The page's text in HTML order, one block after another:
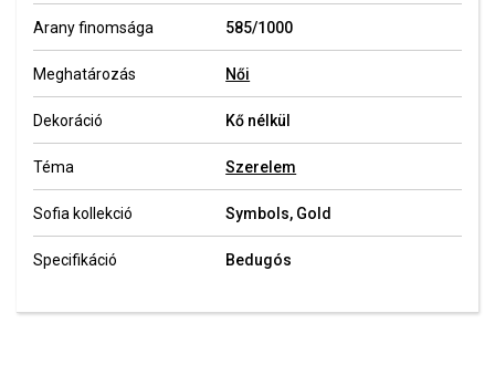
Arany finomsága 585/1000
Meghatározás Női
Dekoráció Kő nélkül
Téma Szerelem
Sofia kollekció Symbols, Gold
Specifikáció Bedugós